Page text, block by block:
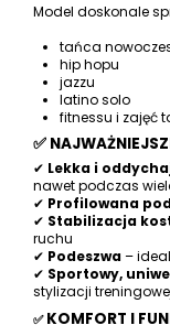
Model doskonale
tańca
hip hopu
jazzu
latino solo
fitnessu i zajęć
✅
✔ Lekka i
nawet podczas
✔ Profilowana
✔ Stabilizacja
ruchu
✔ Podeszwa–
✔ Sportowy,
stylizacji
✅KOMFORT I